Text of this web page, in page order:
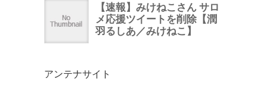
アンテナサイト